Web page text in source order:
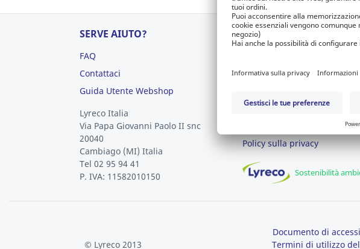
SERVE AIUTO?
FAQ
Contattaci
Guida Utente Webshop
Lyreco Italia
Via Papa Giovanni Paolo II snc
20040
Cambiago (MI) Italia
Tel 02 95 94 41
P. IVA: 11582010150
LYRECO
Lavora con noi
Termini e condizioni di
Termini di utilizzo del sito
Policy sulla privacy
Sostenibilità
© Lyreco 2013
Documento di
Termini di utilizzo